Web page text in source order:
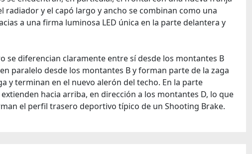
y el capó largo y ancho se combinan como una
a una firma luminosa LED única en la parte delantera y
se diferencian claramente entre sí desde los montantes B
paralelo desde los montantes B y forman parte de la zaga
y terminan en el nuevo alerón del techo. En la parte
hacia arriba, en dirección a los montantes D, lo que
el perfil trasero deportivo típico de un Shooting Brake.